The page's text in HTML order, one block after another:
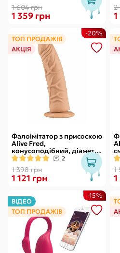
1 604 грн
1 359 грн
2
ТОП ПРОДАЖІВ
АКЦІЯ
Фалоімітатор з присоскою
Alive Fred,
конусоподібний, діаметр
від 4,2см до 4,7см, ПВХ,
рельєфний
2
1 398 грн
-20%
1 121 грн
1
ВІДЕО
ТОП ПРОДАЖІВ
-15%